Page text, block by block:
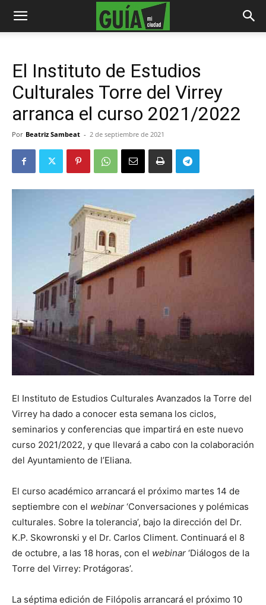
El Instituto de Estudios
Culturales Torre del Virrey
arranca el curso 2021/2022
Por Beatriz Sambeat - 2 de septiembre de 2021
El Instituto de Estudios Culturales Avanzados la Torre del
Virrey ha dado a conocer esta semana los ciclos,
seminarios y conferencias que impartirá en este nuevo
curso 2021/2022, y que llevará a cabo con la colaboración
del Ayuntamiento de l’Eliana.
El curso académico arrancará el próximo martes 14 de
septiembre con el webinar ‘Conversaciones y polémicas
culturales. Sobre la tolerancia’, bajo la dirección del Dr.
K.P. Skowronski y el Dr. Carlos Climent. Continuará el 8
de octubre, a las 18 horas, con el webinar ‘Diálogos de la
Torre del Virrey: Protágoras’.
La séptima edición de Filópolis arrancará el próximo 10